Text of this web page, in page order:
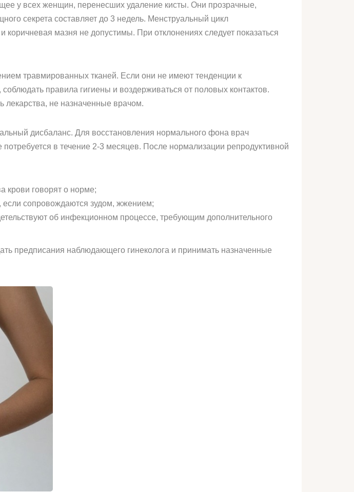
у всех женщин, перенесших удаление кисты. Они прозрачные,
секрета составляет до 3 недель. Менструальный цикл
коричневая мазня не допустимы. При отклонениях следует показаться
травмированных тканей. Если они не имеют тенденции к
правила гигиены и воздерживаться от половых контактов.
лекарства, не назначенные врачом.
дисбаланс. Для восстановления нормального фона врач
в течение 2-3 месяцев. После нормализации репродуктивной
крови говорят о норме;
сопровождаются зудом, жжением;
об инфекционном процессе, требующим дополнительного
предписания наблюдающего гинеколога и принимать назначенные